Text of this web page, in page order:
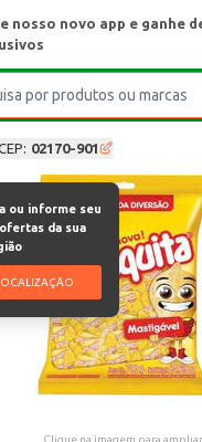
nosso novo app e ganhe
02170-901
ou informe seu
da sua
Clique na imagem para ampliar.